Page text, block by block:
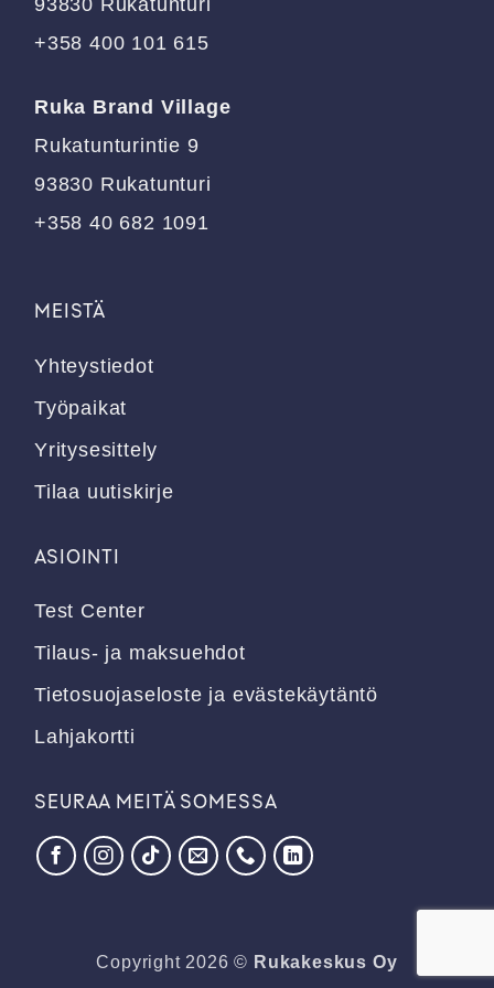
93830 Rukatunturi
+358 400 101 615
Ruka Brand Village
Rukatunturintie 9
93830 Rukatunturi
+358 40 682 1091
MEISTÄ
Yhteystiedot
Työpaikat
Yritysesittely
Tilaa uutiskirje
ASIOINTI
Test Center
Tilaus- ja maksuehdot
Tietosuojaseloste ja evästekäytäntö
Lahjakortti
SEURAA MEITÄ SOMESSA
Copyright 2026 © Rukakeskus Oy